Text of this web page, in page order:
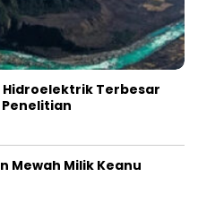
Hidroelektrik Terbesar
Mewah Milik Keanu